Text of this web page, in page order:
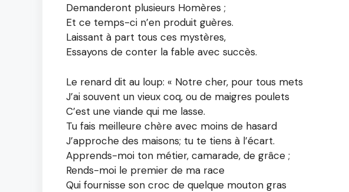
Demanderont plusieurs Homères ;
Et ce temps-ci n’en produit guères.
Laissant à part tous ces mystères,
Essayons de conter la fable avec succès.
Le renard dit au loup: « Notre cher, pour tous mets
J’ai souvent un vieux coq, ou de maigres poulets
C’est une viande qui me lasse.
Tu fais meilleure chère avec moins de hasard
J’approche des maisons; tu te tiens à l’écart.
Apprends-moi ton métier, camarade, de grâce ;
Rends-moi le premier de ma race
Qui fournisse son croc de quelque mouton gras